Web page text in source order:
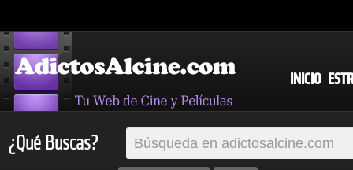
INICIO
¿Qué Buscas?